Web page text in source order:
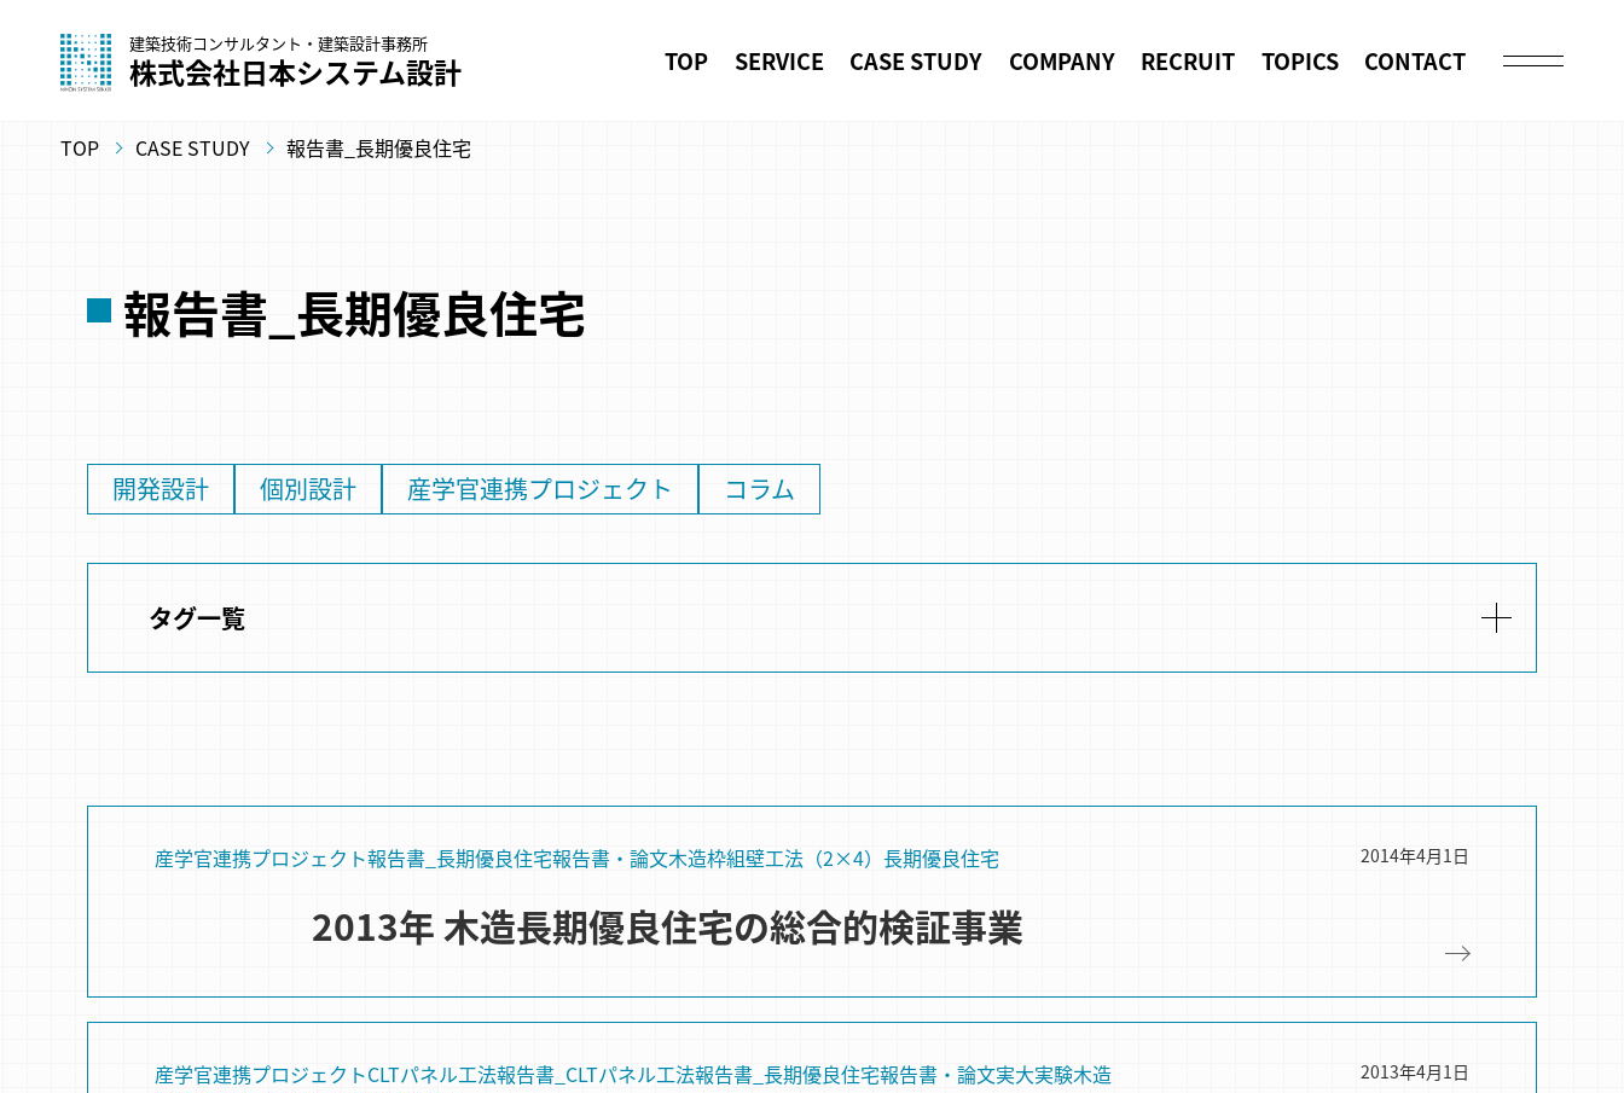
建築技術コンサルタント・建築設計事務所
株式会社日本システム設計 TOP SERVICE CASE STUDY COMPANY RECRUIT TOPICS CONTACT
TOP CASE STUDY 報告書_長期優良住宅
報告書_長期優良住宅
開発設計 個別設計 産学官連携プロジェクト コラム
タグ一覧
産学官連携プロジェクト報告書_長期優良住宅報告書・論文木造枠組壁⼯法（2×4） 長期優良住宅 2014年4月1日
2013年 木造長期優良住宅の総合的検証事業
産学官連携プロジェクトCLTパネル⼯法報告書_CLTパネル工法報告書_長期優良住宅報告書・論文実大実験木造
2013年4月1日